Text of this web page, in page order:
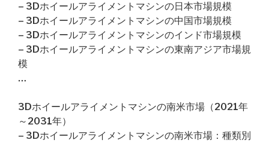
– 3Dホイールアライメントマシンの日本市場規模
– 3Dホイールアライメントマシンの中国市場規模
– 3Dホイールアライメントマシンのインド市場規模
– 3Dホイールアライメントマシンの東南アジア市場規
模
…
3Dホイールアライメントマシンの南米市場（2021年
～2031年）
– 3Dホイールアライメントマシンの南米市場：種類別